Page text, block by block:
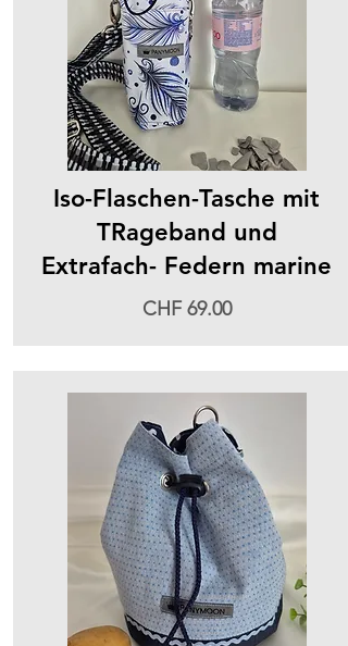
Iso-Flaschen-Tasche mit
TRageband und
Extrafach- Federn marine
CHF 69.00